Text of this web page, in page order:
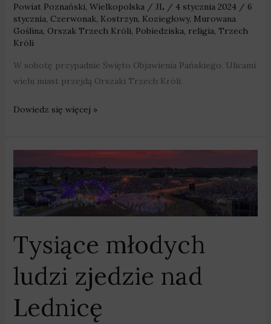
Powiat Poznański, Wielkopolska/ JL / 4 stycznia 2024 / 6
stycznia, Czerwonak, Kostrzyn, Koziegłowy, Murowana
Goślina, Orszak Trzech Króli, Pobiedziska, religia, Trzech
Króli
W sobotę przypadnie Święto Objawienia Pańskiego. Ulicami
wielu miast przejdą Orszaki Trzech Króli.
Dowiedz się więcej »
Tysiące młodych
ludzi zjedzie nad
Lednicę
młodych
ludzi
zjedzie
nad
Lednicę